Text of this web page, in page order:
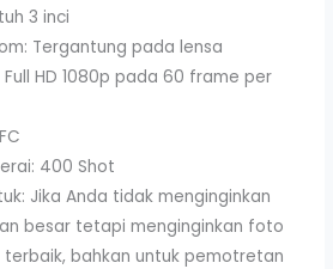
3 inci
Tergantung pada lensa
HD 1080p pada 60 frame per
400 Shot
Jika Anda tidak menginginkan
besar tetapi menginginkan foto
terbaik, bahkan untuk pemotretan